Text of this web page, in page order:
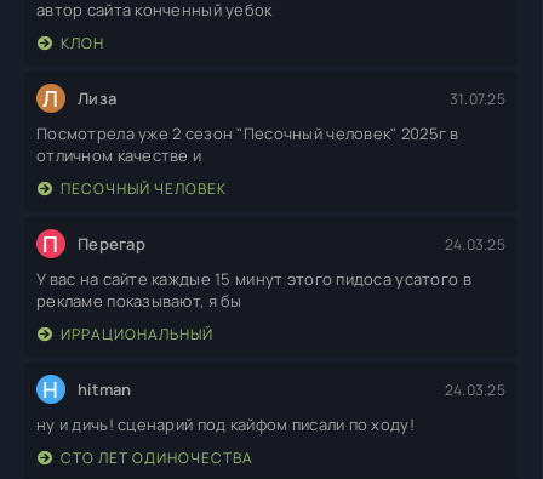
автор сайта конченный уебок
КЛОН
Л Лиза 31.07.25
Посмотрела уже 2 сезон "Песочный человек" 2025г в
отличном качестве и
ПЕСОЧНЫЙ ЧЕЛОВЕК
П Перегар 24.03.25
У вас на сайте каждые 15 минут этого пидоса усатого в
рекламе показывают, я бы
ИРРАЦИОНАЛЬНЫЙ
H hitman 24.03.25
ну и дичь! сценарий под кайфом писали по ходу!
СТО ЛЕТ ОДИНОЧЕСТВА